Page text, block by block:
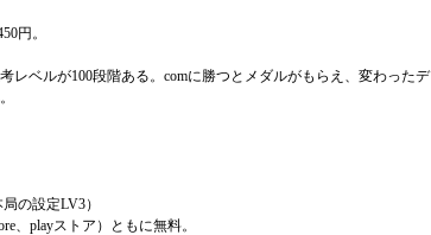
円。
レベルが100段階ある。comに勝つとメダル­がもらえ、変わったデ
の設定LV3）
、playストア）ともに無料。